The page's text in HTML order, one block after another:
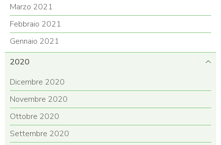
Marzo 2021
Febbraio 2021
Gennaio 2021
2020
Dicembre 2020
Novembre 2020
Ottobre 2020
Settembre 2020